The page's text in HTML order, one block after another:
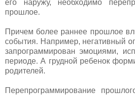
его наружу, необходимо
прошлое.
Причем более раннее прошлое
события. Например, негативный
запрограммирован эмоциями,
периоде. А грудной ребенок
родителей.
Перепрограммирование